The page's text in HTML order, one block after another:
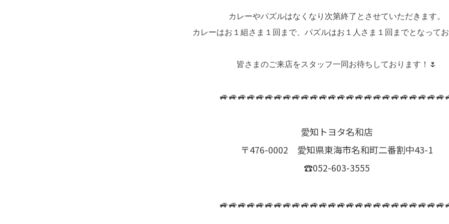
カレーやパズルはなくなり次第終了とさせていただきます。
カレーはお１組さま１回まで、パズルはお１人さま１回までとなって
皆さまのご来店をスタッフ一同お待ちしております！🌷
愛知トヨタ名和店
〒476-0002 愛知県東海市名和町二番割中43-1
☎052-603-3555